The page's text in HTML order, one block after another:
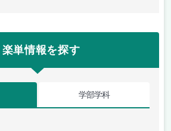
単情報を探す
学部学科